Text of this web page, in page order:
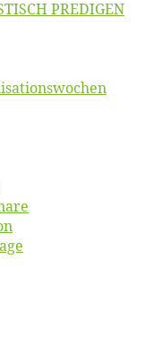
PREDIGEN